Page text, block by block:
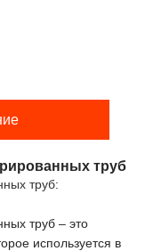
труб
труб:
труб – это
используется в